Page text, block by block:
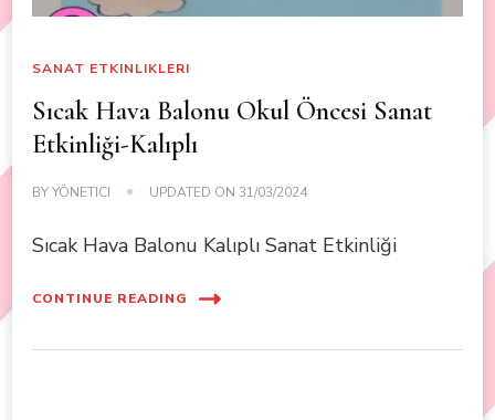
SANAT ETKINLIKLERI
Sıcak Hava Balonu Okul Öncesi Sanat
Etkinliği-Kalıplı
BYYÖNETICI UPDATED ON 31/03/2024
Sıcak Hava Balonu Kalıplı Sanat Etkinliği
CONTINUE READING